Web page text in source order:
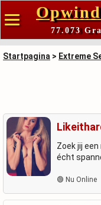
77.073
Startpagina > Extreme
Zoek jij
écht
🟢 Nu Online